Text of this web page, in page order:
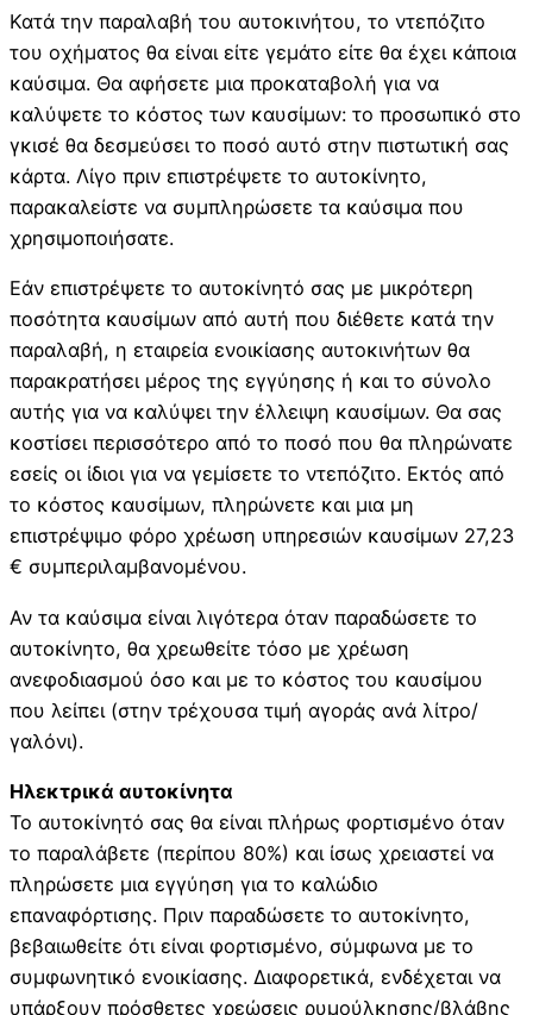
Κατά την παραλαβή του αυτοκινήτου, το ντεπόζιτο
του οχήματος θα είναι είτε γεμάτο είτε θα έχει κάποια
καύσιμα. Θα αφήσετε μια προκαταβολή για να
καλύψετε το κόστος των καυσίμων: το προσωπικό στο
γκισέ θα δεσμεύσει το ποσό αυτό στην πιστωτική σας
κάρτα. Λίγο πριν επιστρέψετε το αυτοκίνητο,
παρακαλείστε να συμπληρώσετε τα καύσιμα που
χρησιμοποιήσατε.
Εάν επιστρέψετε το αυτοκίνητό σας με μικρότερη
ποσότητα καυσίμων από αυτή που διέθετε κατά την
παραλαβή, η εταιρεία ενοικίασης αυτοκινήτων θα
παρακρατήσει μέρος της εγγύησης ή και το σύνολο
αυτής για να καλύψει την έλλειψη καυσίμων. Θα σας
κοστίσει περισσότερο από το ποσό που θα πληρώνατε
εσείς οι ίδιοι για να γεμίσετε το ντεπόζιτο. Εκτός από
το κόστος καυσίμων, πληρώνετε και μια μη
επιστρέψιμο φόρο χρέωση υπηρεσιών καυσίμων 27,23
€ συμπεριλαμβανομένου.
Αν τα καύσιμα είναι λιγότερα όταν παραδώσετε το
αυτοκίνητο, θα χρεωθείτε τόσο με χρέωση
ανεφοδιασμού όσο και με το κόστος του καυσίμου
που λείπει (στην τρέχουσα τιμή αγοράς ανά λίτρο/
γαλόνι).
Ηλεκτρικά αυτοκίνητα
Το αυτοκίνητό σας θα είναι πλήρως φορτισμένο όταν
το παραλάβετε (περίπου 80%) και ίσως χρειαστεί να
πληρώσετε μια εγγύηση για το καλώδιο
επαναφόρτισης. Πριν παραδώσετε το αυτοκίνητο,
βεβαιωθείτε ότι είναι φορτισμένο, σύμφωνα με το
συμφωνητικό ενοικίασης. Διαφορετικά, ενδέχεται να
υπάρξουν πρόσθετες χρεώσεις ρυμούλκησης/βλάβης